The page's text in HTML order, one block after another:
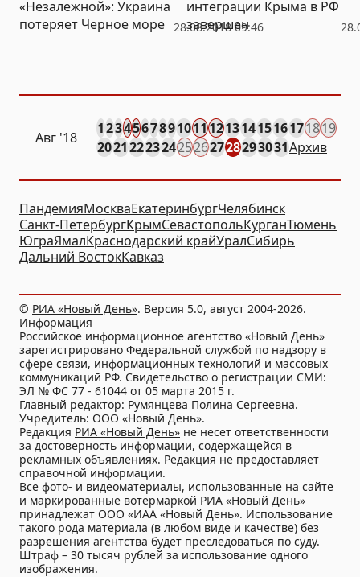
28.08.2018 09:46
«Незалежной»: Украина
потеряет Черное море
интеграции Крыма в РФ
завершен
Авг '18
12345678910111213141516171819
202122232425262728293031Архив
ПандемияМоскваЕкатеринбургЧелябинск
Санкт-ПетербургКрымСевастопольКурганТюмень
ЮграЯмалКраснодарский крайУралСибирь
Дальний ВостокКавказ
© РИА «Новый День». Версия 5.0, август 2004-2026.
Информация
Российское информационное агентство «Новый День»
зарегистрировано Федеральной службой по надзору в
сфере связи, информационных технологий и массовых
коммуникаций РФ. Свидетельство о регистрации СМИ:
ЭЛ № ФС 77 - 61044 от 05 марта 2015 г.
Главный редактор: Румянцева Полина Сергеевна.
Учредитель: ООО «Новый День».
Редакция РИА «Новый День» не несет ответственности
за достоверность информации, содержащейся в
рекламных объявлениях. Редакция не предоставляет
справочной информации.
Все фото- и видеоматериалы, использованные на сайте
и маркированные вотермаркой РИА «Новый День»
принадлежат ООО «ИАА «Новый День». Использование
такого рода материала (в любом виде и качестве) без
разрешения агентства будет преследоваться по суду.
Штраф – 30 тысяч рублей за использование одного
изображения.